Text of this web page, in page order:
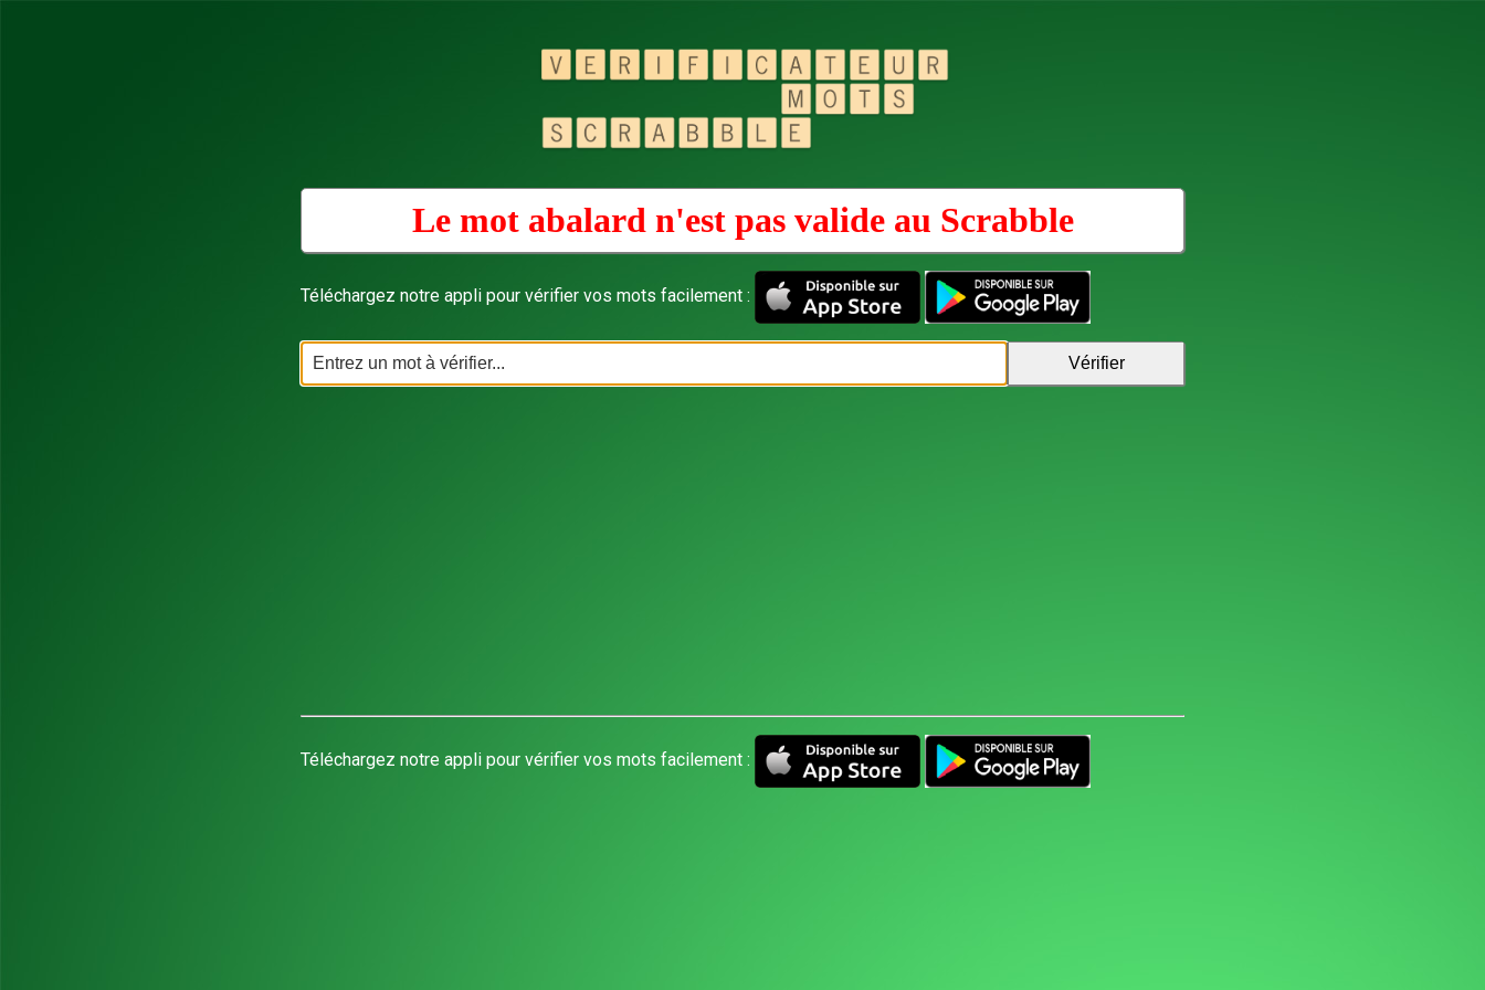
Le mot abalard n'est pas valide au Scrabble
Téléchargez notre appli pour vérifier vos mots facilement :
Téléchargez notre appli pour vérifier vos mots facilement :